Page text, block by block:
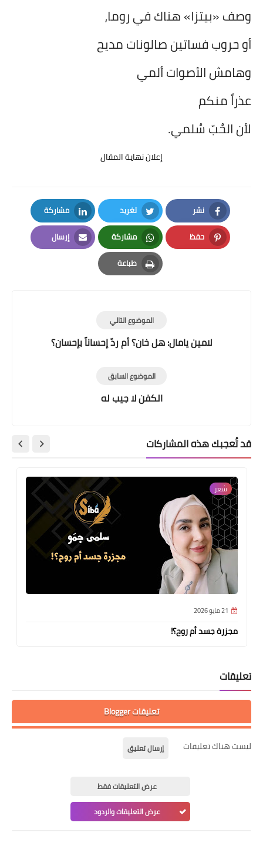
وصف «بيتزا» هناك في روما،
أو حروب فساتين صالونات مديح
وهامش الأصوات ألمي
عذراً منكم
لأن الحُبّ سُلمي.
إعلان نهاية المقال
نشر
Facebook
تغريد
Twitter
مشاركة
LinkedIn
حفظ
Pinterest
مشاركة
Whatsapp
إرسال
Email
طباعة
Print
الموضوع التالي
لامين يامال: هل خان؟ أم ردّ إحساناً بإحسان؟
الموضوع السابق
الكفن لا جيب له
قد تُعجبك هذه المشاركات
شعر
21 مايو 2026
مجزرة جسد أم روح؟!
تعليقات
تعليقات Blogger
ليست هناك تعليقات إرسال تعليق
عرض التعليقات فقط
عرض التعليقات والردود